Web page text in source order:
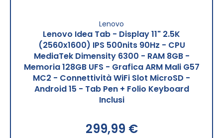
Lenovo
Lenovo Idea Tab - Display 11" 2.5K
(2560x1600) IPS 500nits 90Hz - CPU
MediaTek Dimensity 6300 - RAM 8GB -
Memoria 128GB UFS - Grafica ARM Mali G57
MC2 - Connettività WiFi Slot MicroSD -
Android 15 - Tab Pen + Folio Keyboard
Inclusi
299,99 €